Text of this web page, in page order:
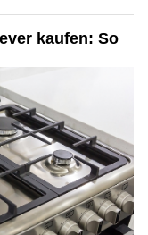
kaufen: So